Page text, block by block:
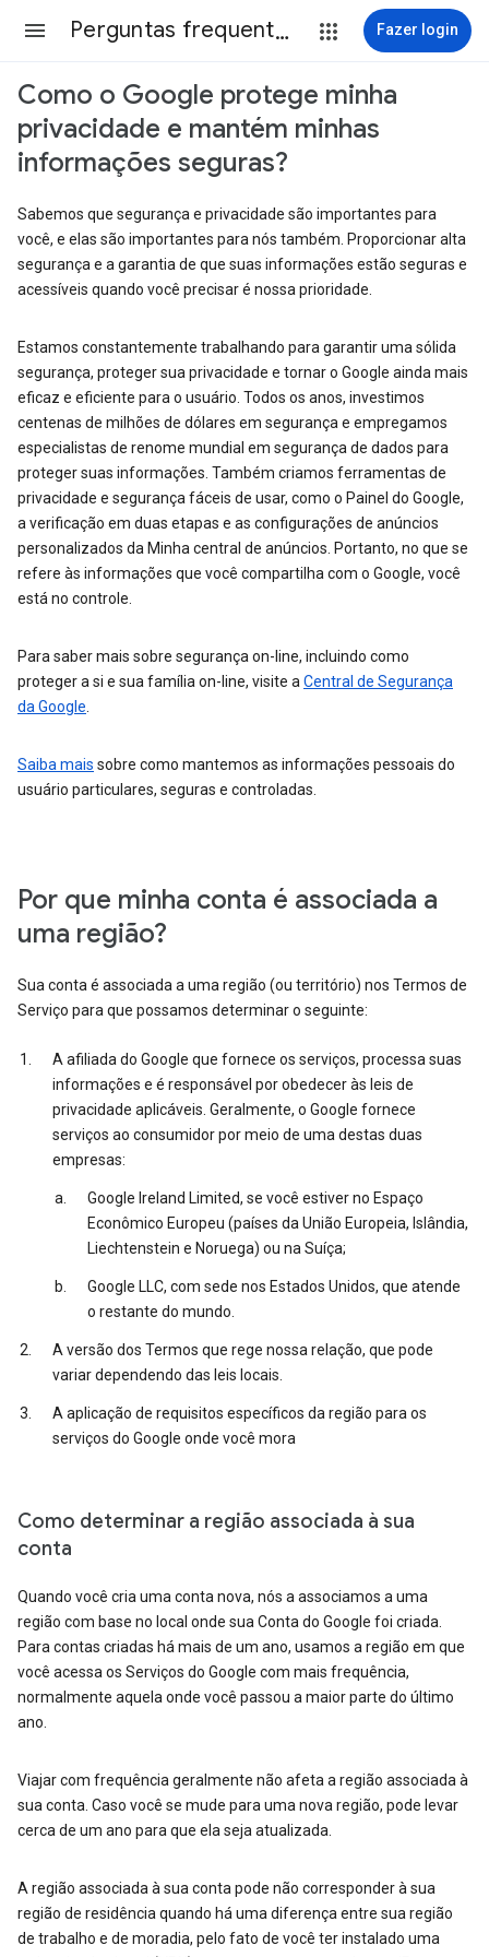
Perguntas frequentes Fazer login
Como o Google protege minha
privacidade e mantém minhas
informações seguras?
Sabemos que segurança e privacidade são importantes para
você, e elas são importantes para nós também. Proporcionar alta
segurança e a garantia de que suas informações estão seguras e
acessíveis quando você precisar é nossa prioridade.
Estamos constantemente trabalhando para garantir uma sólida
segurança, proteger sua privacidade e tornar o Google ainda mais
eficaz e eficiente para o usuário. Todos os anos, investimos
centenas de milhões de dólares em segurança e empregamos
especialistas de renome mundial em segurança de dados para
proteger suas informações. Também criamos ferramentas de
privacidade e segurança fáceis de usar, como o Painel do Google,
a verificação em duas etapas e as configurações de anúncios
personalizados da Minha central de anúncios. Portanto, no que se
refere às informações que você compartilha com o Google, você
está no controle.
Para saber mais sobre segurança on-line, incluindo como
proteger a si e sua família on-line, visite a Central de Segurança
da Google
Saiba mais sobre como mantemos as informações pessoais do
usuário particulares, seguras e controladas.
Por que minha conta é associada a
uma região?
Sua conta é associada a uma região (ou território) nos Termos de
Serviço para que possamos determinar o seguinte:
A afiliada do Google que fornece os serviços, processa suas
informações e é responsável por obedecer às leis de
privacidade aplicáveis. Geralmente, o Google fornece
serviços ao consumidor por meio de uma destas duas
empresas:
Google Ireland Limited, se você estiver no Espaço
Econômico Europeu (países da União Europeia, Islândia,
Liechtenstein e Noruega) ou na Suíça;
Google LLC, com sede nos Estados Unidos, que atende
o restante do mundo.
A versão dos Termos que rege nossa relação, que pode
variar dependendo das leis locais.
A aplicação de requisitos específicos da região para os
serviços do Google onde você mora
Como determinar a região associada à sua
conta
Quando você cria uma conta nova, nós a associamos a uma
região com base no local onde sua Conta do Google foi criada.
Para contas criadas há mais de um ano, usamos a região em que
você acessa os Serviços do Google com mais frequência,
normalmente aquela onde você passou a maior parte do último
ano.
Viajar com frequência geralmente não afeta a região associada à
sua conta. Caso você se mude para uma nova região, pode levar
cerca de um ano para que ela seja atualizada.
A região associada à sua conta pode não corresponder à sua
região de residência quando há uma diferença entre sua região
de trabalho e de moradia, pelo fato de você ter instalado uma